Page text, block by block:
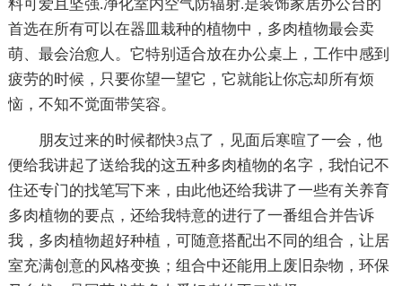
料可爱且坚强.净化室内空气防辐射.是装饰家居办公台的
首选在所有可以在器皿栽种的植物中，多肉植物最会卖
萌、最会治愈人。它特别适合放在办公桌上，工作中感到
疲劳的时候，只要你望一望它，它就能让你忘却所有烦
恼，不知不觉面带笑容。
朋友过来的时候都快3点了，见面后寒暄了一会，他
便给我讲起了送给我的这五种多肉植物的名字，我怕记不
住还专门的找笔写下来，由此他还给我讲了一些有关养育
多肉植物的要点，还给我特意的进行了一番组合并告诉
我，多肉植物超好种植，可随意搭配出不同的组合，让居
室充满创意的风格变换；组合中还能用上废旧杂物，环保